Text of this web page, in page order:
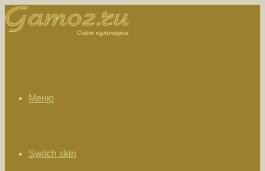
Меню
Switch skin